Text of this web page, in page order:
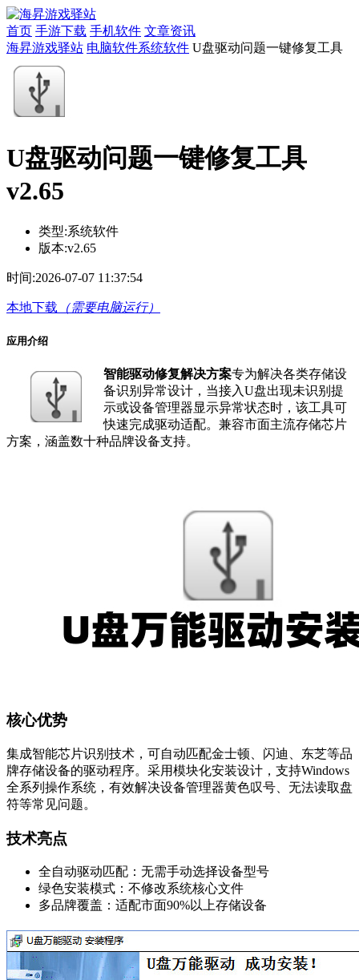
首页 手游下载 手机软件 文章资讯
海昇游戏驿站 电脑软件系统软件 U盘驱动问题一键修复工具
U盘驱动问题一键修复工具
v2.65
类型:系统软件
版本:v2.65
时间:2026-07-07 11:37:54
本地下载 （需要电脑运行）
应用介绍
智能驱动修复解决方案专为解决各类存储设
备识别异常设计，当接入U盘出现未识别提
示或设备管理器显示异常状态时，该工具可
快速完成驱动适配。兼容市面主流存储芯片
方案，涵盖数十种品牌设备支持。
核心优势
集成智能芯片识别技术，可自动匹配金士顿、闪迪、东芝等品
牌存储设备的驱动程序。采用模块化安装设计，支持Windows
全系列操作系统，有效解决设备管理器黄色叹号、无法读取盘
符等常见问题。
技术亮点
全自动驱动匹配：无需手动选择设备型号
绿色安装模式：不修改系统核心文件
多品牌覆盖：适配市面90%以上存储设备